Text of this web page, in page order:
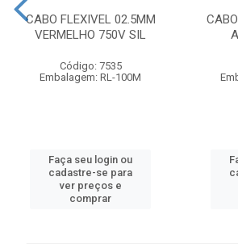
CABO FLEXIVEL 02.5MM
VERMELHO 750V SIL
Código: 7535
Embalagem: RL-100M
Faça seu login ou
cadastre-se para
ver preços e
comprar